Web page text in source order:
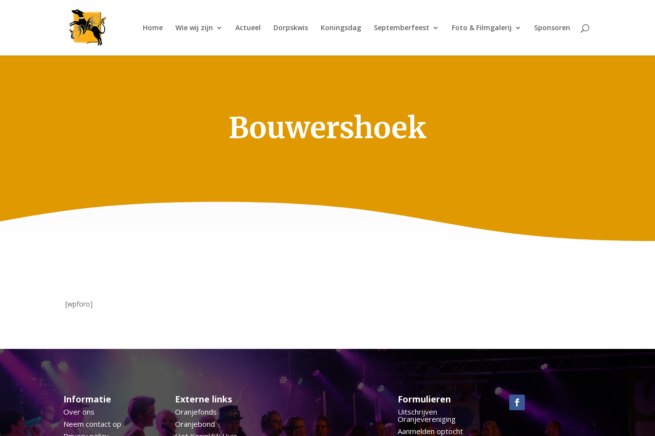
Home Wie wij zijn Actueel Dorpskwis Koningsdag Septemberfeest Foto & Filmgalerij Sponsoren
Bouwershoek
[wpforo]
Informatie
Over ons
Neem contact op
Externe links
Oranjefonds
Oranjebond
Formulieren
Uitschrijven
Oranjevereniging
Aanmelden optocht